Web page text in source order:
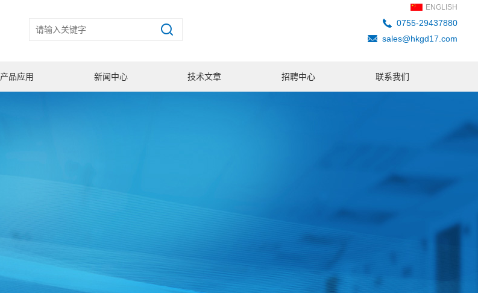
ENGLISH
0755-29437880
sales@hkgd17.com
产品应用 新闻中心 技术文章 招聘中心 联系我们